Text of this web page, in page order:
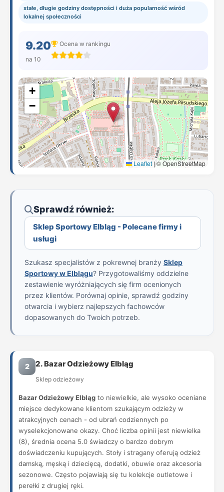
stałe, długie godziny dostępności i duża popularność wśród
lokalnej społeczności
9.20
na 10
Ocena w rankingu
+
−
Leaflet |© OpenStreetMap
Sprawdź również:
Sklep Sportowy Elbląg - Polecane firmy i
usługi
Szukasz specjalistów z pokrewnej branży Sklep
Sportowy w Elblągu? Przygotowaliśmy oddzielne
zestawienie wyróżniających się firm ocenionych
przez klientów. Porównaj opinie, sprawdź godziny
otwarcia i wybierz najlepszych fachowców
dopasowanych do Twoich potrzeb.
2 2. Bazar Odzieżowy Elbląg
Sklep odzieżowy
Bazar Odzieżowy Elbląg to niewielkie, ale wysoko oceniane
miejsce dedykowane klientom szukającym odzieży w
atrakcyjnych cenach - od ubrań codziennych po
wyselekcjonowane okazy. Choć liczba opinii jest niewielka
(8), średnia ocena 5.0 świadczy o bardzo dobrym
doświadczeniu kupujących. Stoły i stragany oferują odzież
damską, męską i dziecięcą, dodatki, obuwie oraz akcesoria
sezonowe. Często pojawiają się tu kolekcje outletowe i
perełki z drugiej ręki.